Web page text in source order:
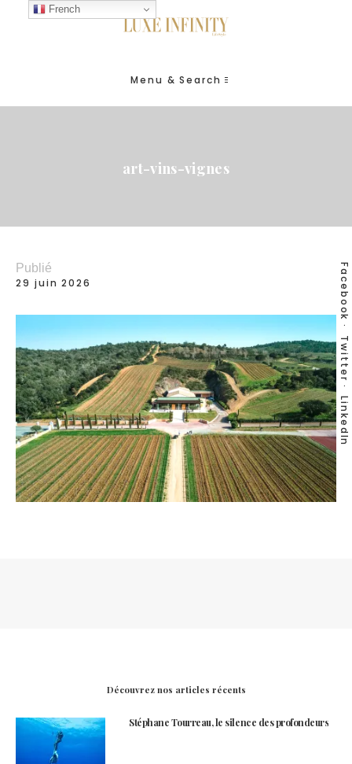
Menu & Search
art-vins-vignes
Facebook
Twitter
LinkedIn
Publié
29 juin 2026
Découvrez nos articles récents
Stéphane Tourreau, le silence des profondeurs
French